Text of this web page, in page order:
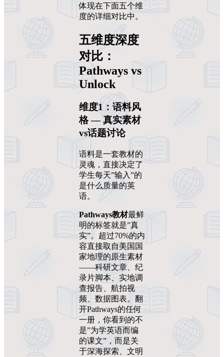
体现在下面五个维
度的详细对比中。
五维度深度
对比：
Pathways vs
Unlock
维度1：语料风
格 — 真实素材
vs话题讨论
语料是一套教材的
灵魂，直接决定了
学生每天”输入”的
是什么质量的英
语。
Pathways教材最鲜
明的标签就是”真
实”。超过70%的内
容直接取自美国国
家地理的原生素材
——科研文章、纪
录片脚本、实地调
查报告、航拍视
频、数据图表。翻
开Pathways的任何
一册，你看到的不
是”为学英语而编
的课文”，而是关
于深海探索、文明